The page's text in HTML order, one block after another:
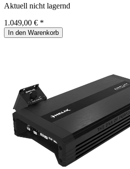
Aktuell nicht lagernd
1.049,00 € *
In den Warenkorb